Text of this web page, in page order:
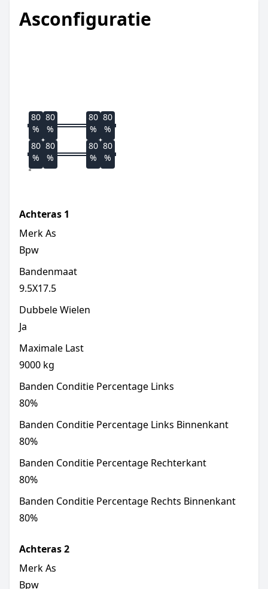
Asconfiguratie
80
%
80
%
80
%
80
%
80
%
80
%
80
%
80
%
Achteras 1
Merk As
Bpw
Bandenmaat
9.5X17.5
Dubbele Wielen
Ja
Maximale Last
9000 kg
Banden Conditie Percentage Links
80%
Banden Conditie Percentage Links Binnenkant
80%
Banden Conditie Percentage Rechterkant
80%
Banden Conditie Percentage Rechts Binnenkant
80%
Achteras2
Merk As
Bpw